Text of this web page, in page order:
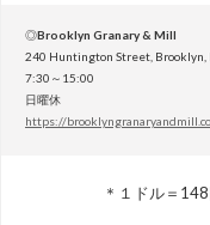
◎Brooklyn Granary & Mill
240 Huntington Street, Brooklyn,
7:30～15:00
日曜休
https://
＊１ドル＝